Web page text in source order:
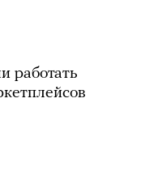
работать